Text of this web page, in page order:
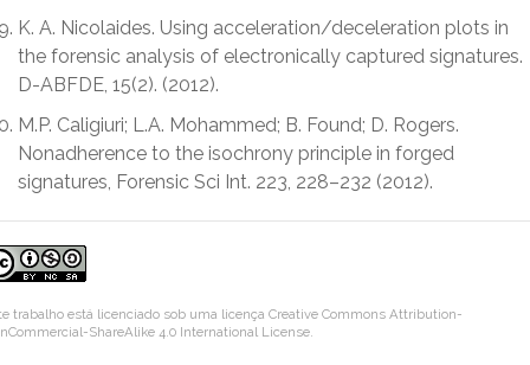
K. A. Nicolaides. Using acceleration/deceleration plots in
the forensic analysis of electronically captured signatures.
D-ABFDE, 15(2). (2012).
M.P. Caligiuri; L.A. Mohammed; B. Found; D. Rogers.
Nonadherence to the isochrony principle in forged
signatures, Forensic Sci Int. 223, 228–232 (2012).
trabalho está licenciado sob uma licença Creative Commons Attribution-
ShareAlike 4.0 International License.